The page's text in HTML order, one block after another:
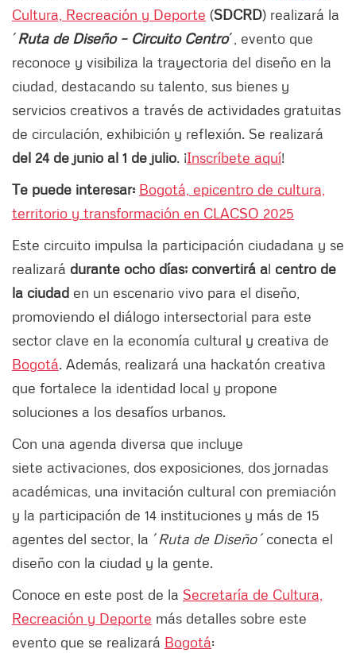
Cultura, Recreación y Deporte (SDCRD) realizará la
´Ruta de Diseño – Circuito Centro´, evento que
reconoce y visibiliza la trayectoria del diseño en la
ciudad, destacando su talento, sus bienes y
servicios creativos a través de actividades gratuitas
de circulación, exhibición y reflexión. Se realizará
del 24 de junio al 1 de julio. ¡Inscríbete aquí!
Te puede interesar: Bogotá, epicentro de cultura,
territorio y transformación en CLACSO 2025
Este circuito impulsa la participación ciudadana y se
realizará durante ocho días; convertirá al centro de
la ciudad en un escenario vivo para el diseño,
promoviendo el diálogo intersectorial para este
sector clave en la economía cultural y creativa de
Bogotá. Además, realizará una hackatón creativa
que fortalece la identidad local y propone
soluciones a los desafíos urbanos.
Con una agenda diversa que incluye
siete activaciones, dos exposiciones, dos jornadas
académicas, una invitación cultural con premiación
y la participación de 14 instituciones y más de 15
agentes del sector, la ´Ruta de Diseño´conecta el
diseño con la ciudad y la gente.
Conoce en este post de la Secretaría de Cultura,
Recreación y Deporte más detalles sobre este
evento que se realizará Bogotá: